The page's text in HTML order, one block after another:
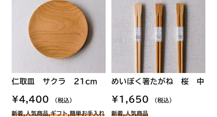
仁取皿 サクラ 21cm
¥4,400 （税込）
新着,人気商品,ギフト,簡単お手入れ
めいぼく箸たがね 桜 中
¥1,650 （税込）
新着,人気商品